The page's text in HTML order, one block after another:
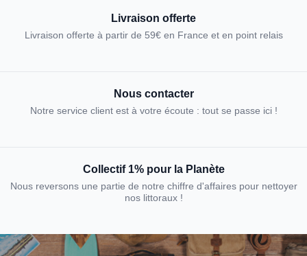
Livraison offerte
Livraison offerte à partir de 59€ en France et en point relais
Nous contacter
Notre service client est à votre écoute : tout se passe ici !
Collectif 1% pour la Planète
Nous reversons une partie de notre chiffre d'affaires pour nettoyer
nos littoraux !